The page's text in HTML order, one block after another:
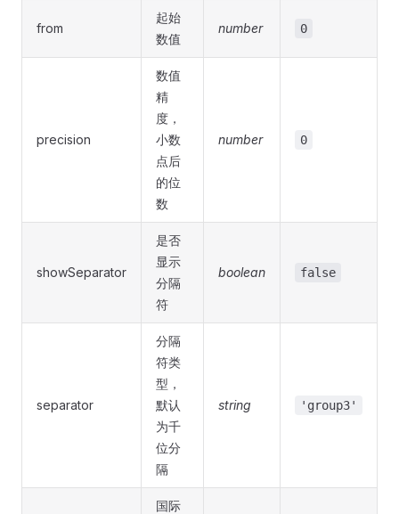
from
起始
数值
number 0
precision
数值
精
度，
小数
点后
的位
数
number 0
showSeparator
是否
显示
分隔
符
boolean false
separator
分隔
符类
型，
默认
为千
位分
隔
string 'group3'
国际